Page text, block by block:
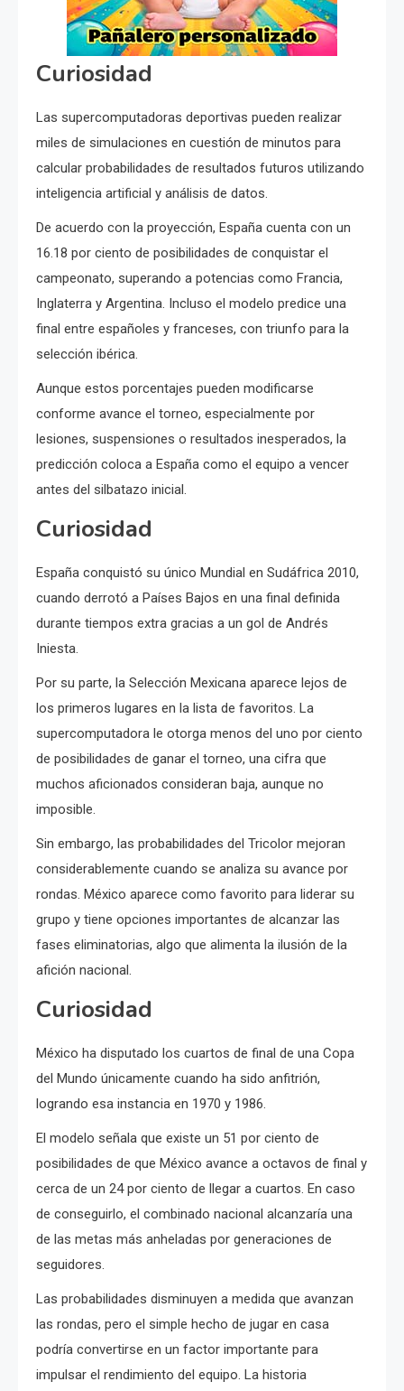
Curiosidad
Las supercomputadoras deportivas pueden realizar
miles de simulaciones en cuestión de minutos para
calcular probabilidades de resultados futuros utilizando
inteligencia artificial y análisis de datos.
De acuerdo con la proyección, España cuenta con un
16.18 por ciento de posibilidades de conquistar el
campeonato, superando a potencias como Francia,
Inglaterra y Argentina. Incluso el modelo predice una
final entre españoles y franceses, con triunfo para la
selección ibérica.
Aunque estos porcentajes pueden modificarse
conforme avance el torneo, especialmente por
lesiones, suspensiones o resultados inesperados, la
predicción coloca a España como el equipo a vencer
antes del silbatazo inicial.
Curiosidad
España conquistó su único Mundial en Sudáfrica 2010,
cuando derrotó a Países Bajos en una final definida
durante tiempos extra gracias a un gol de Andrés
Iniesta.
Por su parte, la Selección Mexicana aparece lejos de
los primeros lugares en la lista de favoritos. La
supercomputadora le otorga menos del uno por ciento
de posibilidades de ganar el torneo, una cifra que
muchos aficionados consideran baja, aunque no
imposible.
Sin embargo, las probabilidades del Tricolor mejoran
considerablemente cuando se analiza su avance por
rondas. México aparece como favorito para liderar su
grupo y tiene opciones importantes de alcanzar las
fases eliminatorias, algo que alimenta la ilusión de la
afición nacional.
Curiosidad
México ha disputado los cuartos de final de una Copa
del Mundo únicamente cuando ha sido anfitrión,
logrando esa instancia en 1970 y 1986.
El modelo señala que existe un 51 por ciento de
posibilidades de que México avance a octavos de final y
cerca de un 24 por ciento de llegar a cuartos. En caso
de conseguirlo, el combinado nacional alcanzaría una
de las metas más anheladas por generaciones de
seguidores.
Las probabilidades disminuyen a medida que avanzan
las rondas, pero el simple hecho de jugar en casa
podría convertirse en un factor importante para
impulsar el rendimiento del equipo. La historia